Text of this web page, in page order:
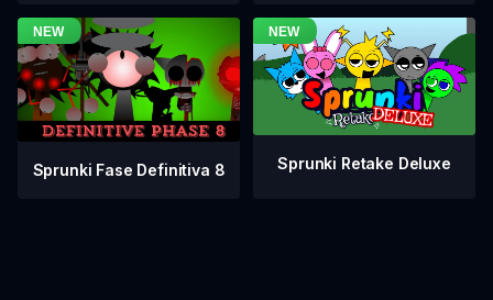
Sprunki Fase Definitiva 8 Sprunki Retake Deluxe